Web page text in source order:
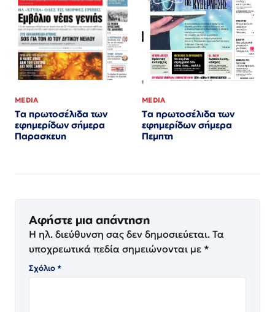
MEDIA
Τα πρωτοσέλιδα των
εφημερίδων σήμερα
Παρασκευη
MEDIA
Τα πρωτοσέλιδα των
εφημερίδων σήμερα
Πεμπτη
Αφήστε μια απάντηση
Η ηλ. διεύθυνση σας δεν δημοσιεύεται. Τα
υποχρεωτικά πεδία σημειώνονται με *
Σχόλιο*